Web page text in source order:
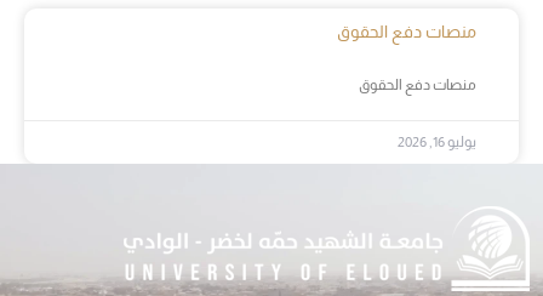
منصات دفع الحقوق
منصات دفع الحقوق
يوليو 16, 2026